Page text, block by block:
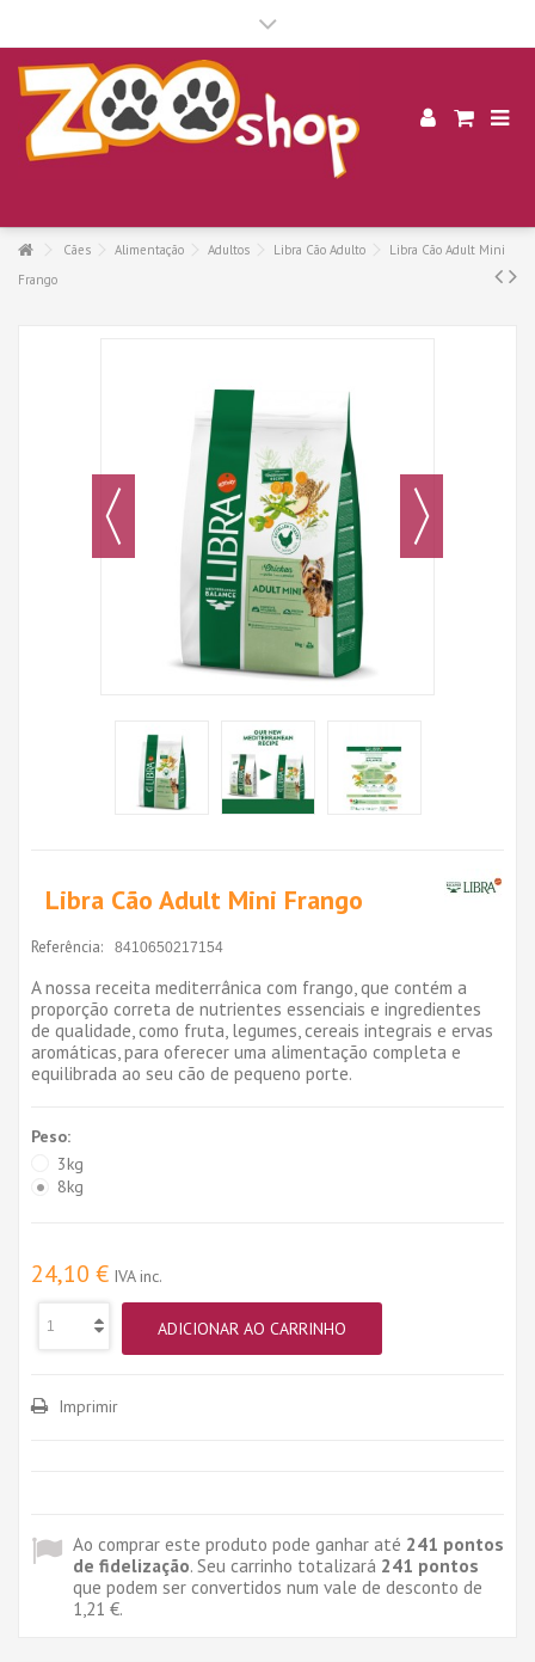
Cães Alimentação Adultos Libra Cão Adulto
Libra Cão Adult Mini
Frango
Libra Cão Adult Mini Frango
Referência: 8410650217154
A nossa receita mediterrânica com frango, que contém a
proporção correta de nutrientes essenciais e ingredientes
de qualidade, como fruta, legumes, cereais integrais e ervas
aromáticas, para oferecer uma alimentação completa e
equilibrada ao seu cão de pequeno porte.
Peso:
3kg
8kg
24,10 € IVA inc.
ADICIONAR AO CARRINHO
Imprimir
Ao comprar este produto pode ganhar até 241 pontos
de fidelização. Seu carrinho totalizará 241 pontos
que podem ser convertidos num vale de desconto de
1,21 €.